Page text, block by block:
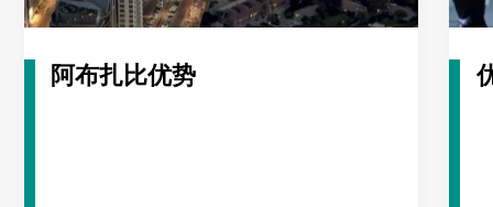
阿布扎比优势